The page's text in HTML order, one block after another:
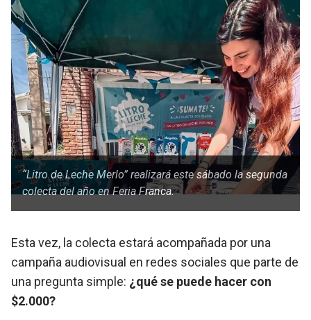
“Litro de Leche Merlo” realizará este sábado la segunda
colecta del año en Feria Franca.
Esta vez, la colecta estará acompañada por una
campaña audiovisual en redes sociales que parte de
una pregunta simple: ¿qué se puede hacer con
$2.000?